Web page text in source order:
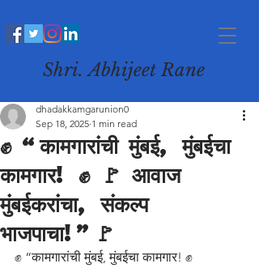
Shri. Abhijeet Rane
✊ “कामगारांची मुंबई, मुंबईचा
कामगार! ✊ 🚩 आवाज
मुंबईकरांचा, संकल्प
भाजपाचा!”🚩
dhadakkamgarunion0
Sep 18, 2025 1 min read
✊ “कामगारांची मुंबई, मुंबईचा कामगार! ✊